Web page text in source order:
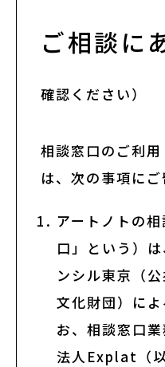
版〕
外部機関の相談情
リンク集
オリジナルツール
ご相談に
確認ください）
相談窓口のご利
は、次の事項にご
アートノトの
口」という）
ンシル東京（
文化財団）に
お、相談窓口
法人Explat（